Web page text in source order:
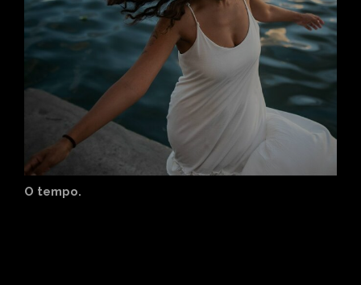
O tempo.